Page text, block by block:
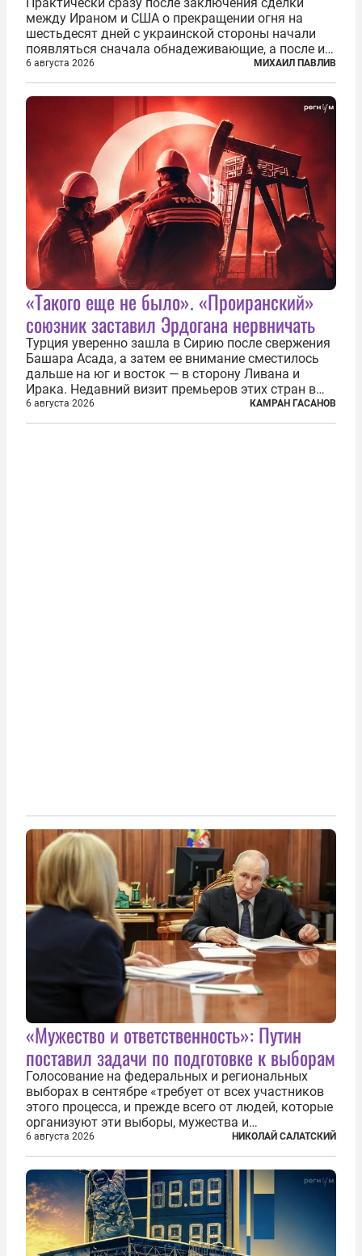
между Ираном и США о прекращении огня на
шестьдесят дней с украинской стороны начали
появляться сначала обнадеживающие, а после и
вовсе бравурные заявления про некий «перелом»
в войне. Вероятно, в сознании первых лиц
киевского режима и стоящих за ними...
6 августа 2026 МИХАИЛ ПАВЛИВ
«Такого еще не было». «Проиранский»
союзник заставил Эрдогана нервничать
Турция уверенно зашла в Сирию после свержения
Башара Асада, а затем ее внимание сместилось
дальше на юг и восток — в сторону Ливана и
Ирака. Недавний визит премьеров этих стран в
Анкару, договоры об участии турецкой компании
TPAO в разработке нефти иракского Киркука и
6 августа 2026 КАМРАН ГАСАНОВ
«Мужество и ответственность»: Путин
поставил задачи по подготовке к выборам
Голосование на федеральных и региональных
выборах в сентябре «требует от всех участников
этого процесса, и прежде всего от людей, которые
организуют эти выборы, мужества и
ответственного отношения к формированию
власти», — подчеркнул президент Владимир Путин
на состоявшейся 5 августа в Кремле...
6 августа 2026 НИКОЛАЙ САЛАТСКИЙ